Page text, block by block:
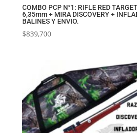
COMBO PCP N°1: RIFLE RED
6,35mm + MIRA DISCOVERY +
BALINES Y ENVIO.
$839,700